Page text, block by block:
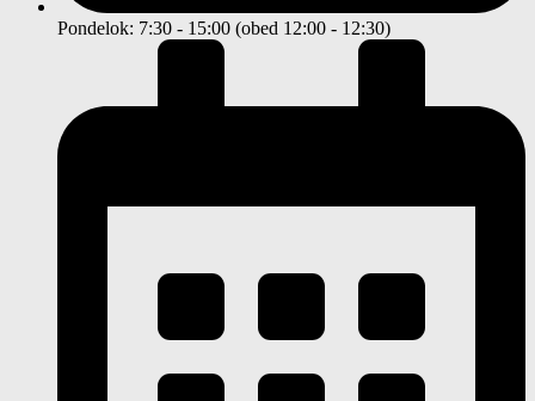
Pondelok: 7:30 - 15:00 (obed 12:00 - 12:30)